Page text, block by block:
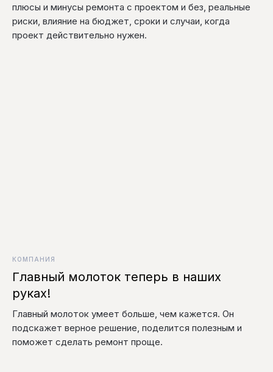
плюсы и минусы ремонта с проектом и без, реальные
риски, влияние на бюджет, сроки и случаи, когда
проект действительно нужен.
КОМПАНИЯ
Главный молоток теперь в наших
руках!
Главный молоток умеет больше, чем кажется. Он
подскажет верное решение, поделится полезным и
поможет сделать ремонт проще.